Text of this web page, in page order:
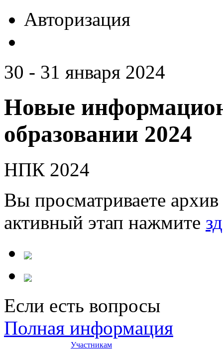
Авторизация
30 - 31 января 2024
Новые
образовании 2024
НПК 2024
Вы просматриваете
активный этап нажмите
Если есть вопросы
Полная информация
Участникам